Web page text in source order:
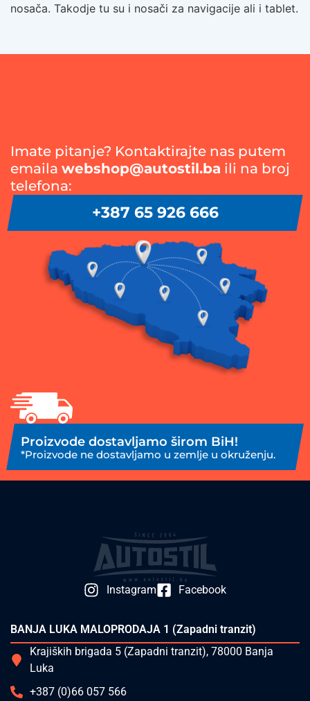
nosača. Takodje tu su i nosači za navigacije ali i tablet.
Imate pitanje? Kontaktirajte nas putem
emaila webshop@autostil.ba ili na broj
telefona:
+387 65 926 666
Proizvode dostavljamo širom BiH!
*Proizvode ne dostavljamo u zemlje u okruženju.
Instagram Facebook
BANJA LUKA MALOPRODAJA 1 (Zapadni tranzit)
Krajiških brigada 5 (Zapadni tranzit), 78000 Banja
Luka
+387 (0)66 057 566